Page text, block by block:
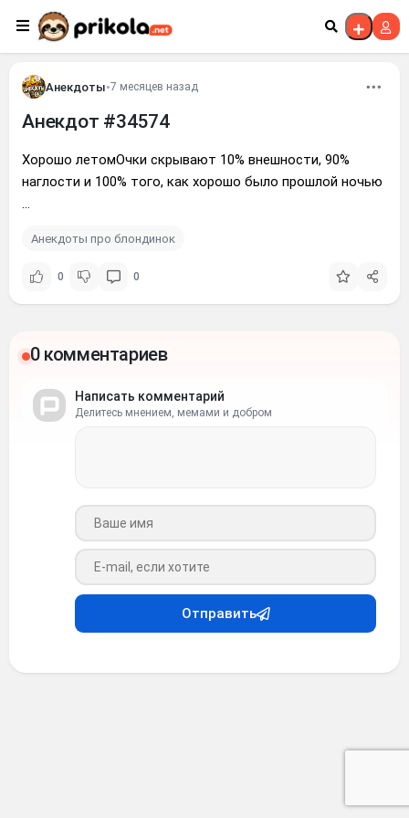
Перейти к контенту
Анекдоты•7 месяцев назад
Анекдот #34574
Хорошо летомОчки скрывают 10% внешности, 90%
наглости и 100% того, как хорошо было прошлой ночью
...
Анекдоты про блондинок
0 0
0 комментариев
Написать комментарий
Делитесь мнением, мемами и добром
Ваше имя
Ваш e-mail
Отправить